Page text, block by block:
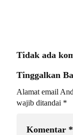
Tidak ada
Tinggalkan
Alamat email
wajib ditandai *
Komentar *